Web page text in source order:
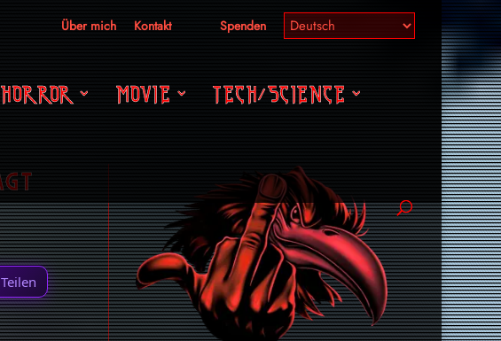
Über mich Kontakt Spenden
HORROR MOVIE TECH/SCIENCE
Teilen